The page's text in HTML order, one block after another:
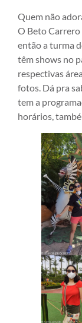
Quem não
O Beto
então a turma
têm shows no
respectivas
fotos. Dá pra
tem a
horários,